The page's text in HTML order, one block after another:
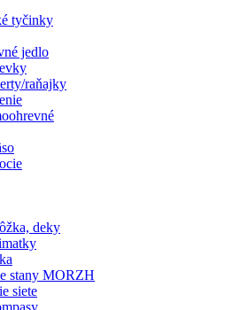
tyčinky
jedlo
raňajky
deky
stany MORZH
siete